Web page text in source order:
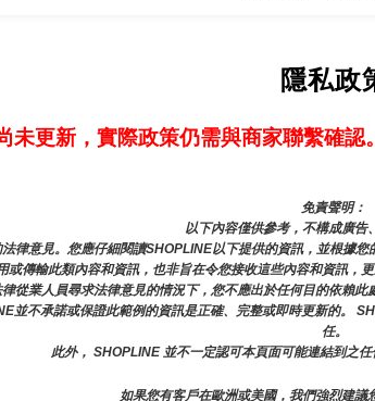
隱私政
未更新，實際政策仍需與商家聯繫確認。
免責聲明：
以下內容僅供參考，不構成廣告
律意見。您應仔細閱讀SHOPLINE以下提供的資訊，並根據
或傳輸此類內容和資訊，也非旨在令您接收這些內容和資訊，
從業人員尋求法律意見的情況下，您不應出於任何目的依賴
並不承諾或保證此範例的資訊是正確、完整或即時更新的。
任。
此外， SHOPLINE 並不一定認可本頁面可能連結到之
如果您有客戶在歐洲或美國，我們強烈建議